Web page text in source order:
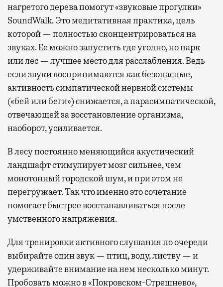
нагретого дерева помогут «звуковые прогулки»
SoundWalk. Это медитативная практика, цель
которой — полностью сконцентрироваться на
звуках. Ее можно запустить где угодно, но парк
или лес — лучшее место для расслабления. Ведь
если звуки воспринимаются как безопасные,
активность симпатической нервной системы
(«бей или беги») снижается, а парасимпатической,
отвечающей за восстановление организма,
наоборот, усиливается.
В лесу постоянно меняющийся акустический
ландшафт стимулирует мозг сильнее, чем
монотонный городской шум, и при этом не
перегружает. Так что именно это сочетание
помогает быстрее восстанавливаться после
умственного напряжения.
Для тренировки активного слушания по очереди
выбирайте один звук — птиц, воду, листву — и
удерживайте внимание на нем несколько минут.
Пробовать можно в «Покровском-Стрешнево»,